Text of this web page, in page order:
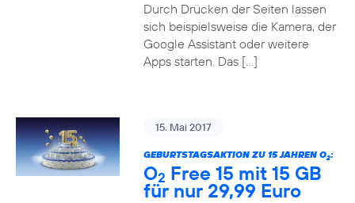
Durch Drücken der Seiten lassen
sich beispielsweise die Kamera, der
Google Assistant oder weitere
Apps starten. Das […]
15. Mai 2017
GEBURTSTAGSAKTION ZU 15 JAHREN O2:
O2 Free 15 mit 15 GB
für nur 29,99 Euro